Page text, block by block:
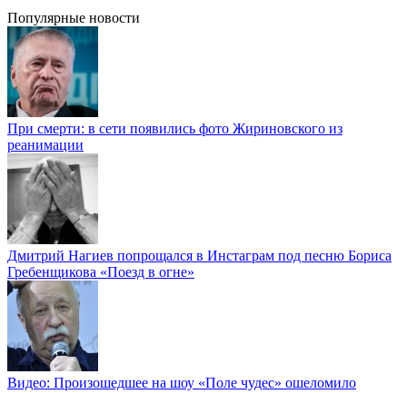
Популярные новости
При смерти: в сети появились фото Жириновского из
реанимации
Дмитрий Нагиев попрощался в Инстаграм под песню Бориса
Гребенщикова «Поезд в огне»
Видео: Произошедшее на шоу «Поле чудес» ошеломило